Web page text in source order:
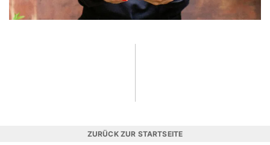
ZURÜCK ZUR STARTSEITE